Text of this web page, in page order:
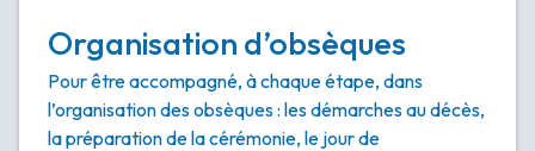
Organisation d’obsèques
Pour être accompagné, à chaque étape, dans
l’organisation des obsèques : les démarches au décès,
la préparation de la cérémonie, le jour de